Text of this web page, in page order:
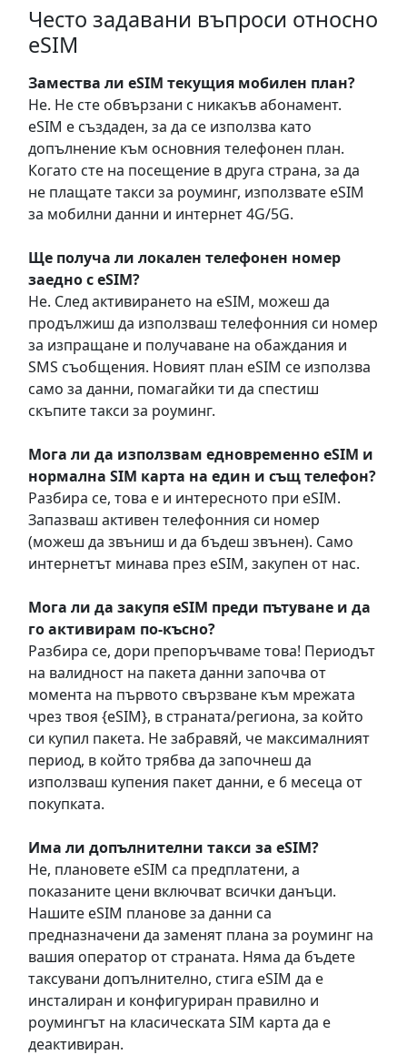
Често задавани въпроси относно
eSIM
Замествa ли eSIM текущия мобилен план?
Не. Не сте обвързани с никакъв абонамент.
eSIM е създаден, за да се използва като
допълнение към основния телефонен план.
Когато сте на посещение в друга страна, за да
не плащате такси за роуминг, използвате eSIM
за мобилни данни и интернет 4G/5G.
Ще получа ли локален телефонен номер
заедно с eSIM?
Не. След активирането на eSIM, можеш да
продължиш да използваш телефонния си номер
за изпращане и получаване на обаждания и
SMS съобщения. Новият план eSIM се използва
само за данни, помагайки ти да спестиш
скъпите такси за роуминг.
Мога ли да използвам едновременно eSIM и
нормална SIM карта на един и същ телефон?
Разбира се, това е и интересното при eSIM.
Запазваш активен телефонния си номер
(можеш да звъниш и да бъдеш звънен). Само
интернетът минава през eSIM, закупен от нас.
Мога ли да закупя eSIM преди пътуване и да
го активирам по-късно?
Разбира се, дори препоръчваме това! Периодът
на валидност на пакета данни започва от
момента на първото свързване към мрежата
чрез твоя {eSIM}, в страната/региона, за който
си купил пакета. Не забравяй, че максималният
период, в който трябва да започнеш да
използваш купения пакет данни, е 6 месеца от
покупката.
Има ли допълнителни такси за eSIM?
Не, плановете eSIM са предплатени, а
показаните цени включват всички данъци.
Нашите eSIM планове за данни са
предназначени да заменят плана за роуминг на
вашия оператор от страната. Няма да бъдете
таксувани допълнително, стига eSIM да е
инсталиран и конфигуриран правилно и
роумингът на класическата SIM карта да е
деактивиран.